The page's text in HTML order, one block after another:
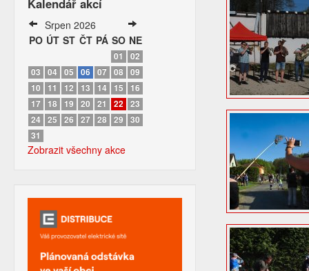
Kalendář akcí
Srpen 2026
PO ÚT ST ČT PÁ SO NE
01
02
03
04 05 06 07 08
09
10
11 12 13 14 15
16
17 18 19 20 21 22
23
24
25 26 27 28 29
30
31
Zobrazit všechny akce